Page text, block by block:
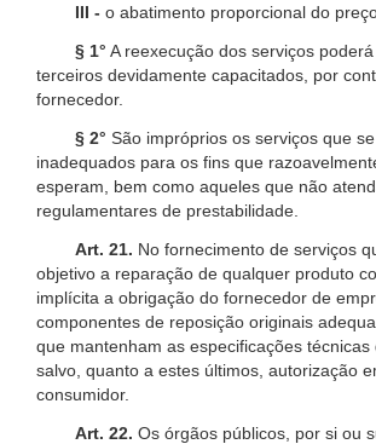
III - o abatimento proporcional do
§ 1° A reexecução dos serviços
terceiros devidamente capacitados, por
fornecedor.
§ 2° São impróprios os serviços que
inadequados para os fins que
esperam, bem como aqueles que não
regulamentares de prestabilidade.
Art. 21. No fornecimento de serviços
objetivo a reparação de qualquer produto
implícita a obrigação do fornecedor de
componentes de reposição originais
que mantenham as especificações técnicas
salvo, quanto a estes últimos, autorização
consumidor.
Art. 22. Os órgãos públicos, por si ou